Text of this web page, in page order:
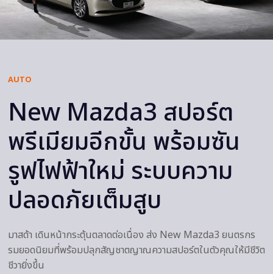
AUTO
New Mazda3 สปอร์ต
พรีเมียมอีกขั้น พร้อมซัน
รูฟไฟฟ้าใหม่ ระบบความ
ปลอดภัยเต็มสูบ
มาสด้า เดินหน้ากระตุ้นตลาดต่อเนื่อง ส่ง New Mazda3 ยนตรกร
รมยอดนิยมที่พร้อมปลุกสัญชาตญาณความสปอร์ตในตัวคุณให้มีชีวิต
ชีวายิ่งขึ้น